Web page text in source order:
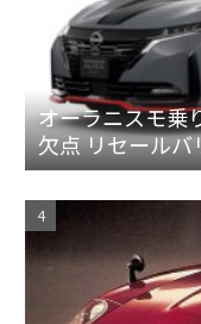
オーラニスモ乗
欠点 リセール